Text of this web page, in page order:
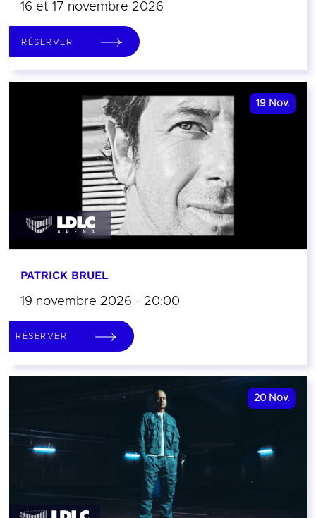
16 et 17 novembre 2026
RÉSERVER
19 Nov.
PATRICK BRUEL
19 novembre 2026 - 20:00
RÉSERVER
20 Nov.